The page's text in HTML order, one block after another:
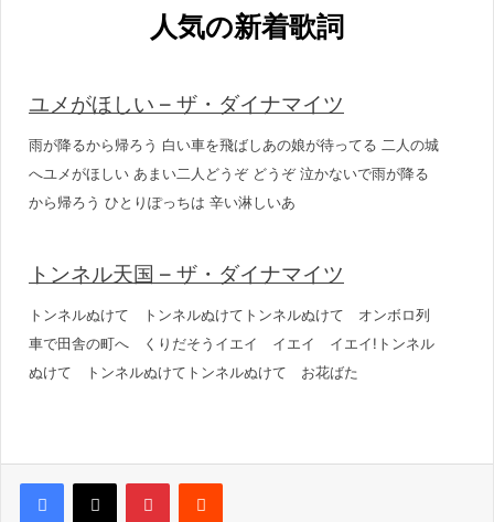
人気の新着歌詞
ユメがほしい – ザ・ダイナマイツ
雨が降るから帰ろう 白い車を飛ばしあの娘が待ってる 二人の城
へユメがほしい あまい二人どうぞ どうぞ 泣かないで雨が降る
から帰ろう ひとりぽっちは 辛い淋しいあ
トンネル天国 – ザ・ダイナマイツ
トンネルぬけて トンネルぬけてトンネルぬけて オンボロ列
車で田舎の町へ くりだそうイエイ イエイ イエイ!トンネル
ぬけて トンネルぬけてトンネルぬけて お花ばた
PinterestReddit